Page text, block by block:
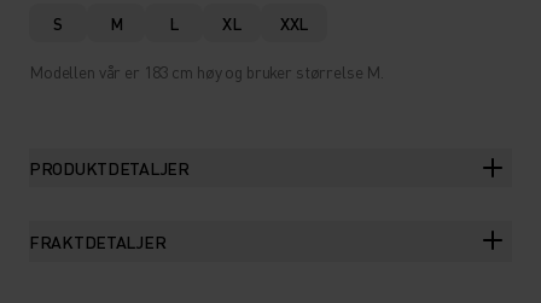
S M L XL XXL
Modellen vår er 183 cm høy og bruker størrelse M.
PRODUKTDETALJER
FRAKTDETALJER